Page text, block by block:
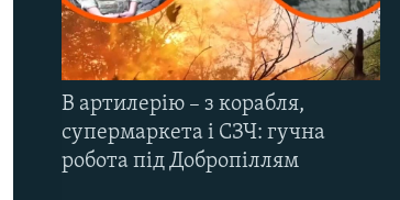
В артилерію – з корабля,
супермаркета і СЗЧ: гучна
робота під Добропіллям